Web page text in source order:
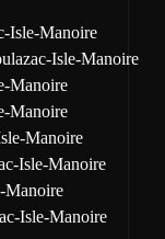
Isle-Manoire
Isle-Manoire
Manoire
Manoire
Manoire
Isle-Manoire
Manoire
Isle-Manoire